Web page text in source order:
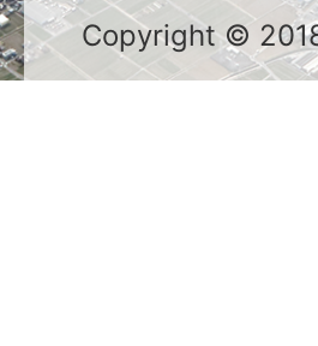
Copyright ©